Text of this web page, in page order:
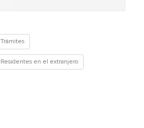
Trámites
Residentes en el extranjero